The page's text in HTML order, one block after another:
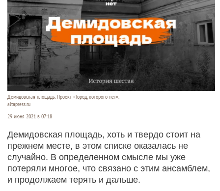
Демидовская площадь. Проект «Город, которого нет».
altapress.ru
29 июня 2021 в 07:18
Демидовская площадь, хоть и твердо стоит на
прежнем месте, в этом списке оказалась не
случайно. В определенном смысле мы уже
потеряли многое, что связано с этим ансамблем,
и продолжаем терять и дальше.